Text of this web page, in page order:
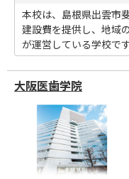
本校は、島根県出雲市
建設費を提供し、地域
が運営している学校で
大阪医歯学院